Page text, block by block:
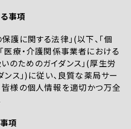
事項
護に関する法律」(以下、「個
医療・介護関係事業者における
のためのガイダンス」(厚生労
ンス」)に従い、良質な薬局サー
皆様の個人情報を適切かつ万全
項